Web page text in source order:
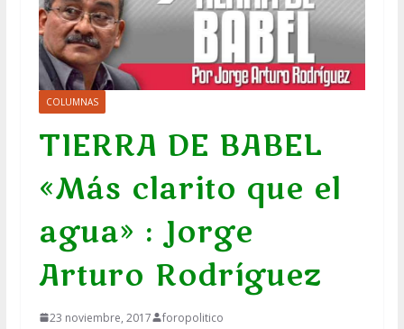
COLUMNAS
TIERRA DE BABEL
«Más clarito que el
agua» : Jorge
Arturo Rodríguez
23 noviembre, 2017 foropolitico